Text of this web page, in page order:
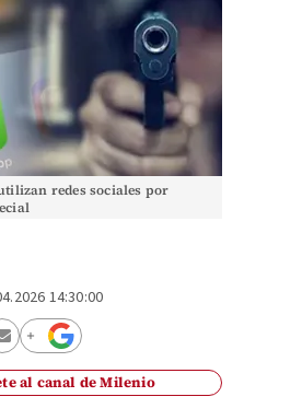
redes sociales por
14:30:00
al canal de Milenio